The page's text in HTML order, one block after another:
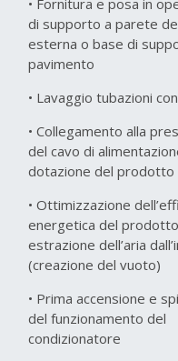
di supporto a parete
esterna o base di
pavimento
• Lavaggio tubazioni
• Collegamento alla
del cavo di
dotazione del prodotto
• Ottimizzazione
energetica del
estrazione dell’aria
(creazione del vuoto)
• Prima accensione e
del funzionamento del
condizionatore